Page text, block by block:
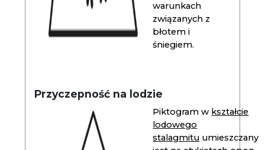
warunkach
związanych z
błotem i
śniegiem.
Przyczepność na lodzie
Piktogram w kształcie
lodowego
stalagmitu umieszczany